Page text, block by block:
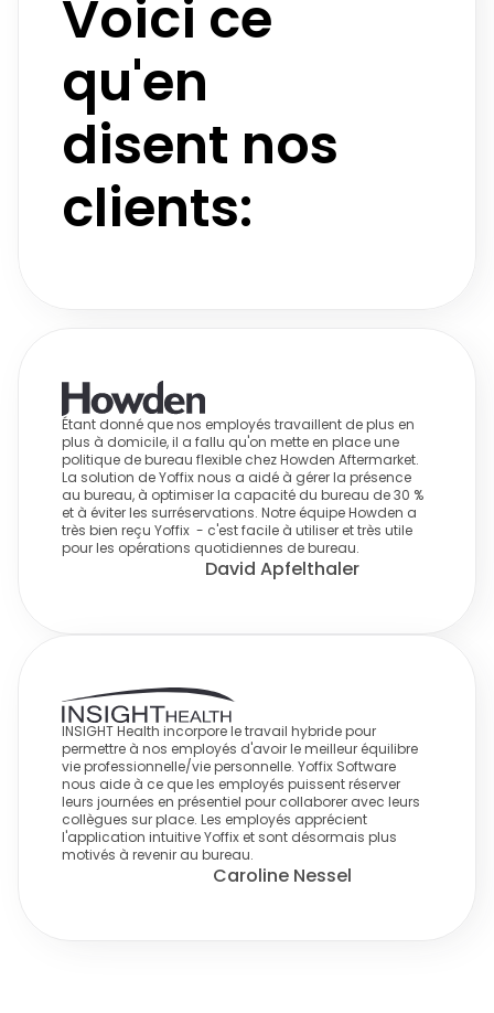
Voici ce
qu'en
disent nos
clients:
Étant donné que nos employés travaillent de plus en
plus à domicile, il a fallu qu'on mette en place une
politique de bureau flexible chez Howden Aftermarket.
La solution de Yoffix nous a aidé à gérer la présence
au bureau, à optimiser la capacité du bureau de 30 %
et à éviter les surréservations. Notre équipe Howden a
très bien reçu Yoffix  - c'est facile à utiliser et très utile
pour les opérations quotidiennes de bureau.
David Apfelthaler
INSIGHT Health incorpore le travail hybride pour
permettre à nos employés d'avoir le meilleur équilibre
vie professionnelle/vie personnelle. Yoffix Software
nous aide à ce que les employés puissent réserver
leurs journées en présentiel pour collaborer avec leurs
collègues sur place. Les employés apprécient
l'application intuitive Yoffix et sont désormais plus
motivés à revenir au bureau.
Caroline Nessel